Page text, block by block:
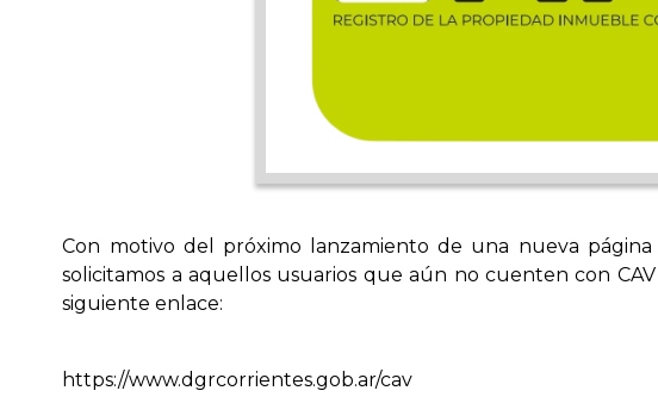
Con motivo del próximo lanzamiento de una nueva
solicitamos a aquellos usuarios que aún no cuenten con
siguiente enlace:
https://www.dgrcorrientes.gob.ar/cav